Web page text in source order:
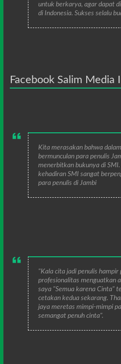
untuk berkarya, agar dapat
di Indonesia. Sukses selalu
Facebook Salim Media
Kita merasakan bahwa
bermunculan para penulis
menerbitkan bukunya di
kehadiran SMI sangat
para penulis di Jambi
"Kala cita jadi penulis hampir
profesionalitas menguatkan
saya "Semua karena Cinta"
cetakan kedua sekarang.
jaya meretas mimpi-mimpi
semangat penuh cinta".